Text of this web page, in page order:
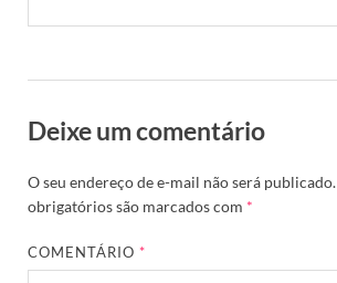
Deixe um comentário
O seu endereço de e-mail não será publicado.
obrigatórios são marcados com *
COMENTÁRIO*